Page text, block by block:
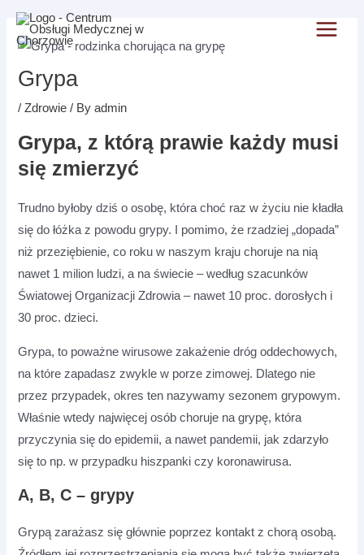
Skip
content
Grypa
/Zdrowie / Byadmin
Grypa, z którą prawie każdy musi
się zmierzyć
Trudno byłoby dziś o osobę, która choć raz w życiu nie kładła
się do łóżka z powodu grypy. I pomimo, że rzadziej „dopada”
niż przeziębienie, co roku w naszym kraju choruje na nią
nawet 1 milion ludzi, a na świecie – według szacunków
Światowej Organizacji Zdrowia – nawet 10 proc. dorosłych i
30 proc. dzieci.
Grypa, to poważne wirusowe zakażenie dróg oddechowych,
na które zapadasz zwykle w porze zimowej. Dlatego nie
przez przypadek, okres ten nazywamy sezonem grypowym.
Właśnie wtedy najwięcej osób choruje na grypę, która
przyczynia się do epidemii, a nawet pandemii, jak zdarzyło
się to np. w przypadku hiszpanki czy koronawirusa.
A, B, C – grypy
Grypą zarażasz się głównie poprzez kontakt z chorą osobą.
Post
navigation